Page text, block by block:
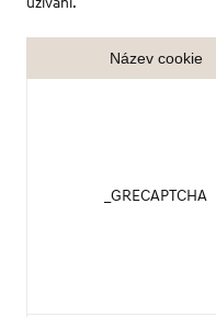
Název cookie
_GRECAPTCHA